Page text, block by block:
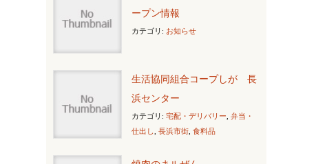
ープン情報
カテゴリ: お知らせ
生活協同組合コープしが 長
浜センター
カテゴリ: 宅配・デリバリー 弁当・
仕出し
長浜市街 食料品